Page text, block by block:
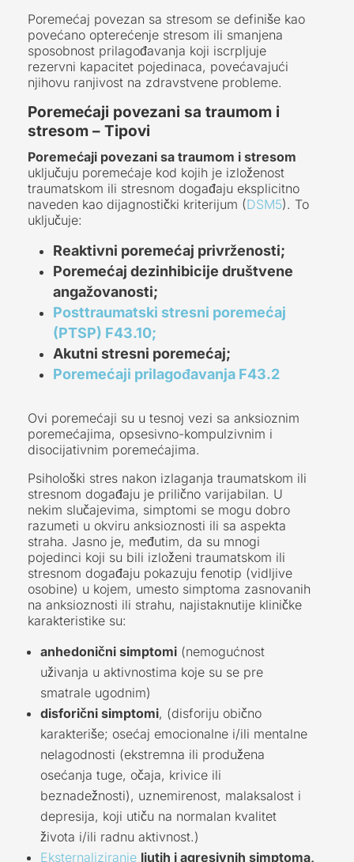
Poremećaj povezan sa stresom se definiše kao
povećano opterećenje stresom ili smanjena
sposobnost prilagođavanja koji iscrpljuje
rezervni kapacitet pojedinaca, povećavajući
njihovu ranjivost na zdravstvene probleme.
Poremećaji povezani sa traumom i
stresom – Tipovi
Poremećaji povezani sa traumom i stresom
uključuju poremećaje kod kojih je izloženost
traumatskom ili stresnom događaju eksplicitno
naveden kao dijagnostički kriterijum (DSM5). To
uključuje:
Reaktivni poremećaj privrženosti;
Poremećaj dezinhibicije društvene
angažovanosti;
Posttraumatski stresni poremećaj
(PTSP) F43.10;
Akutni stresni poremećaj;
Poremećaji prilagođavanja F43.2
Ovi poremećaji su u tesnoj vezi sa anksioznim
poremećajima, opsesivno-kompulzivnim i
disocijativnim poremećajima.
Psihološki stres nakon izlaganja traumatskom ili
stresnom događaju je prilično varijabilan. U
nekim slučajevima, simptomi se mogu dobro
razumeti u okviru anksioznosti ili sa aspekta
straha. Jasno je, međutim, da su mnogi
pojedinci koji su bili izloženi traumatskom ili
stresnom događaju pokazuju fenotip (vidljive
osobine) u kojem, umesto simptoma zasnovanih
na anksioznosti ili strahu, najistaknutije kliničke
karakteristike su:
anhedonični simptomi (nemogućnost
uživanja u aktivnostima koje su se pre
smatrale ugodnim)
disforični simptomi, (disforiju obično
karakteriše; osećaj emocionalne i/ili mentalne
nelagodnosti (ekstremna ili produžena
osećanja tuge, očaja, krivice ili
beznadežnosti), uznemirenost, malaksalost i
depresija, koji utiču na normalan kvalitet
života i/ili radnu aktivnost.)
Eksternaliziranje ljutih i agresivnih simptoma,